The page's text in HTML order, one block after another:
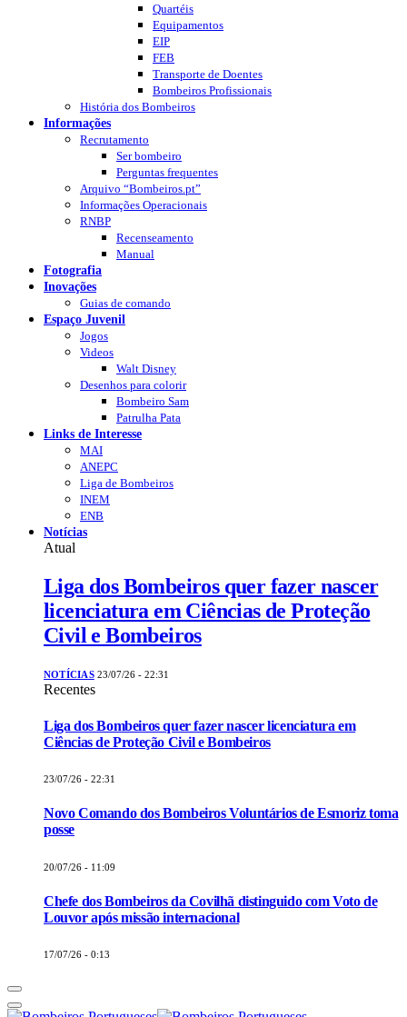
Quartéis
Equipamentos
EIP
FEB
Transporte de Doentes
Bombeiros Profissionais
História dos Bombeiros
Informações
Recrutamento
Ser bombeiro
Perguntas frequentes
Arquivo “Bombeiros.pt”
Informações Operacionais
RNBP
Recenseamento
Manual
Fotografia
Inovações
Guias de comando
Espaço Juvenil
Jogos
Videos
Walt Disney
Desenhos para colorir
Bombeiro Sam
Patrulha Pata
Links de Interesse
MAI
ANEPC
Liga de Bombeiros
INEM
ENB
Notícias
Atual
Liga dos Bombeiros quer fazer nascer
licenciatura em Ciências de Proteção
Civil e Bombeiros
NOTÍCIAS 23/07/26 - 22:31
Recentes
Liga dos Bombeiros quer fazer nascer licenciatura em
Ciências de Proteção Civil e Bombeiros
23/07/26 - 22:31
Novo Comando dos Bombeiros Voluntários de Esmoriz toma
posse
20/07/26 - 11:09
Chefe dos Bombeiros da Covilhã distinguido com Voto de
Louvor após missão internacional
17/07/26 - 0:13